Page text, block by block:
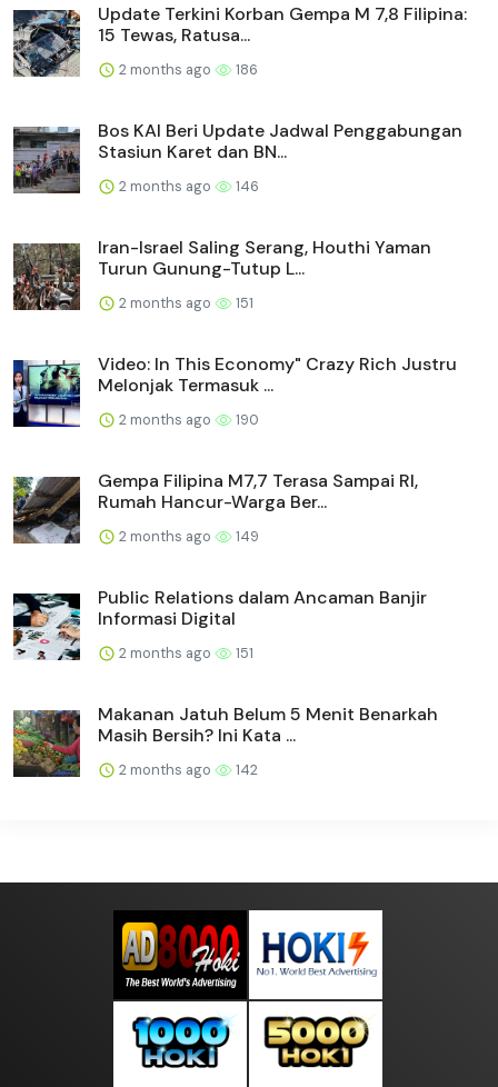
Update Terkini Korban Gempa M 7,8 Filipina:
15 Tewas, Ratusa...
2 months ago 186
Bos KAI Beri Update Jadwal Penggabungan
Stasiun Karet dan BN...
2 months ago 146
Iran-Israel Saling Serang, Houthi Yaman
Turun Gunung-Tutup L...
2 months ago 151
Video: In This Economy" Crazy Rich Justru
Melonjak Termasuk ...
2 months ago 190
Gempa Filipina M7,7 Terasa Sampai RI,
Rumah Hancur-Warga Ber...
2 months ago 149
Public Relations dalam Ancaman Banjir
Informasi Digital
2 months ago 151
Makanan Jatuh Belum 5 Menit Benarkah
Masih Bersih? Ini Kata ...
2 months ago 142